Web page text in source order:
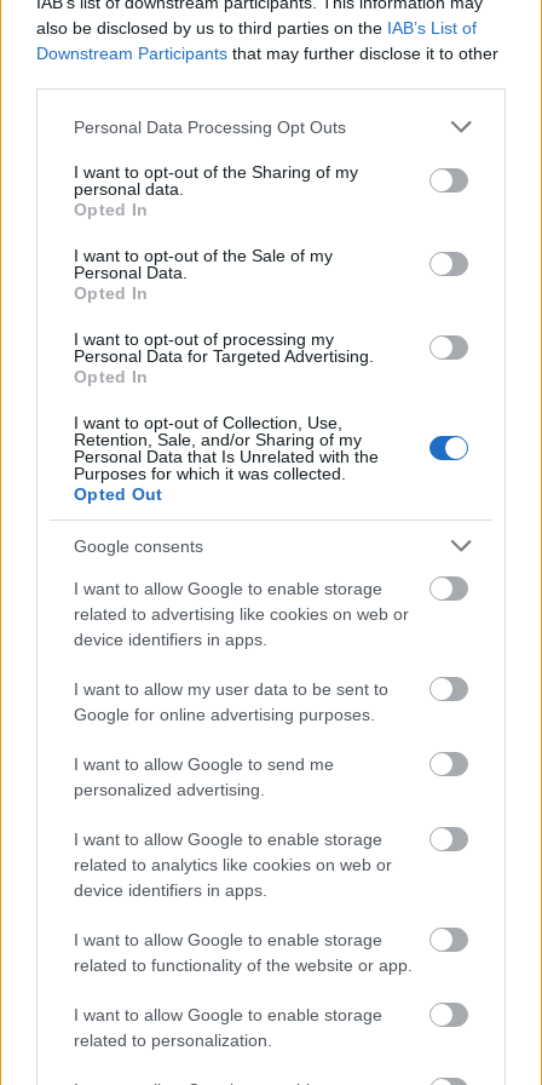
also be disclosed by us to third parties on the IAB’s List of
Downstream Participants that may further disclose it to other
Please note that this website/app uses one or more Google
not limited to your visit or usage behaviour. You may click to
grant or deny consent to Google and its third-party tags to
use your data for below specified purposes in below Google
consent section.
Personal Data Processing Opt Outs
I want to opt-out of the Sharing of my
personal data.
Opted In
I want to opt-out of the Sale of my
Personal Data.
Opted In
I want to opt-out of processing my
Personal Data for Targeted Advertising.
Opted In
I want to opt-out of Collection, Use,
Retention, Sale, and/or Sharing of my
Personal Data that Is Unrelated with the
Purposes for which it was collected.
Opted Out
Google consents
I want to allow Google to enable storage
related to advertising like cookies on web or
device identifiers in apps.
I want to allow my user data to be sent to
Google for online advertising purposes.
I want to allow Google to send me
personalized advertising.
I want to allow Google to enable storage
related to analytics like cookies on web or
device identifiers in apps.
I want to allow Google to enable storage
related to functionality of the website or app.
I want to allow Google to enable storage
related to personalization.
a Parco Sempione, ami már önmagában is egy
látványosság. Itt található III.…
A milánói vonatmúzeum
Balogh Zsolt•2022. augusztus 22.
A Museo Nazionale Scienza e Tecnologia Leonardo
da Vinci, magyarul a "Leonardo da Vinci" Nemzeti
Tudományos és Technológiai Múzeum" nem csak a
munkáit mutatja be, hanem egy kisebb vasúti
kiállítás is tartozik hozzá. A vasútállomást idéző